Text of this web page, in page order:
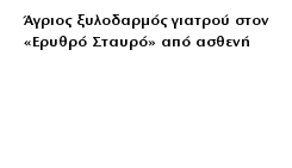
Άγριος ξυλοδαρμός γιατρού στον
«Ερυθρό Σταυρό» από ασθενή